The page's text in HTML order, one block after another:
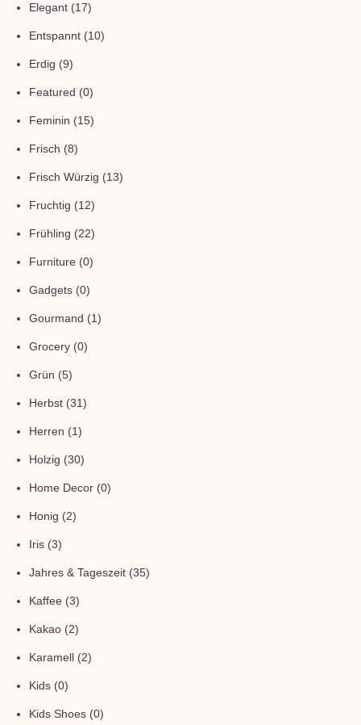
Elegant (17)
Entspannt (10)
Erdig (9)
Featured (0)
Feminin (15)
Frisch (8)
Frisch Würzig (13)
Fruchtig (12)
Frühling (22)
Furniture (0)
Gadgets (0)
Gourmand (1)
Grocery (0)
Grün (5)
Herbst (31)
Herren (1)
Holzig (30)
Home Decor (0)
Honig (2)
Iris (3)
Jahres & Tageszeit (35)
Kaffee (3)
Kakao (2)
Karamell (2)
Kids (0)
Kids Shoes (0)